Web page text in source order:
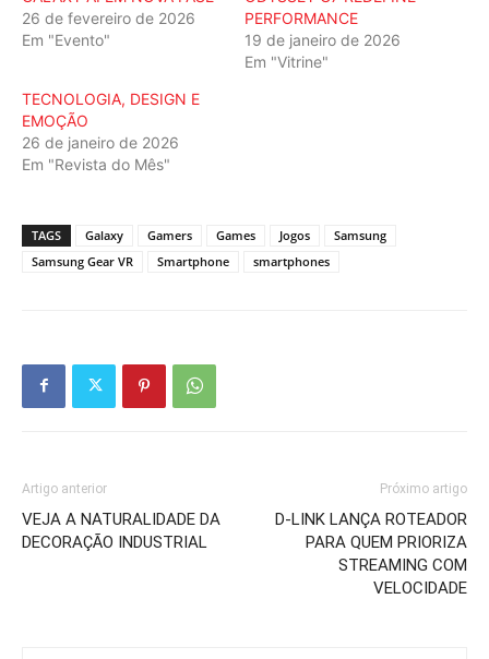
26 de fevereiro de 2026
Em "Evento"
PERFORMANCE
19 de janeiro de 2026
Em "Vitrine"
TECNOLOGIA, DESIGN E
EMOÇÃO
26 de janeiro de 2026
Em "Revista do Mês"
TAGS Galaxy Gamers Games Jogos
Samsung
Samsung Gear VR
Smartphone smartphones
Artigo anterior
VEJA A NATURALIDADE DA
DECORAÇÃO INDUSTRIAL
Próximo artigo
D-LINK LANÇA ROTEADOR
PARA QUEM PRIORIZA
STREAMING COM
VELOCIDADE